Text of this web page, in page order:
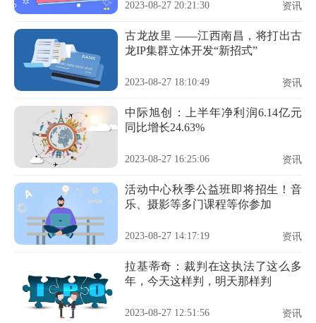
2023-08-27 20:21:30 资讯
古龙故里 ——江西南昌，将打出古
龙IP集群立体开发“新招式”
2023-08-27 18:10:49 资讯
中际旭创：上半年净利润6.14亿元
同比增长24.63%
2023-08-27 16:25:06 资讯
活动中心秋季公益班即将招生！音
乐、摄影等多门课程等你参加
2023-08-27 14:17:19 资讯
拉基蒂奇：裁判在这执法了这么多
年，今天这样判，明天那样判
2023-08-27 12:51:56 资讯